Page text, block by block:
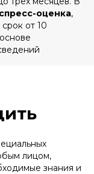
оценка,
от 10
лицом,
знания и